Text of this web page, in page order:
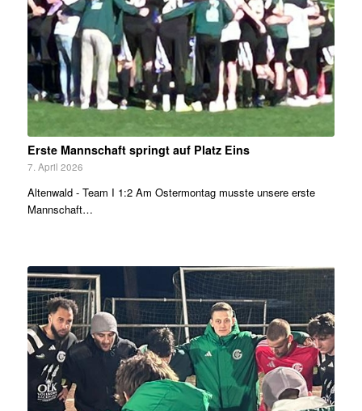
Erste Mannschaft springt auf Platz Eins
7. April 2026
Altenwald - Team I 1:2 Am Ostermontag musste unsere erste
Mannschaft…